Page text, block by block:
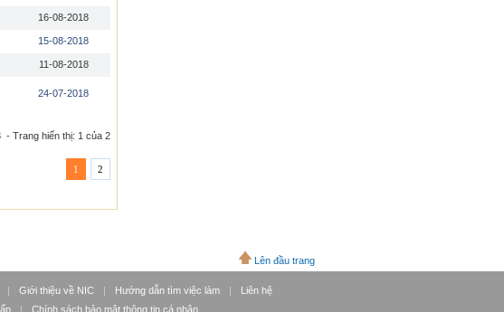
16-08-2018
15-08-2018
11-08-2018
24-07-2018
- Trang hiển thị: 1 của 2
1 2
Lên đầu trang
| Giới thiệu về NIC | Hướng dẫn tìm việc làm |
Liên hệ
| Chính sách bảo mật thông tin cá nhân